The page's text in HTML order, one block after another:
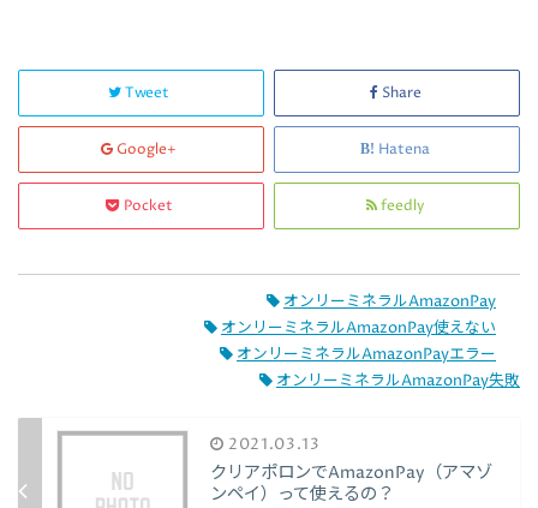
Tweet Share
Google+ Hatena
Pocket feedly
オンリーミネラルAmazonPay
オンリーミネラルAmazonPay使えない
オンリーミネラルAmazonPayエラー
オンリーミネラルAmazonPay失敗
2021.03.13
クリアポロンでAmazonPay（アマゾ
ンペイ）って使えるの？